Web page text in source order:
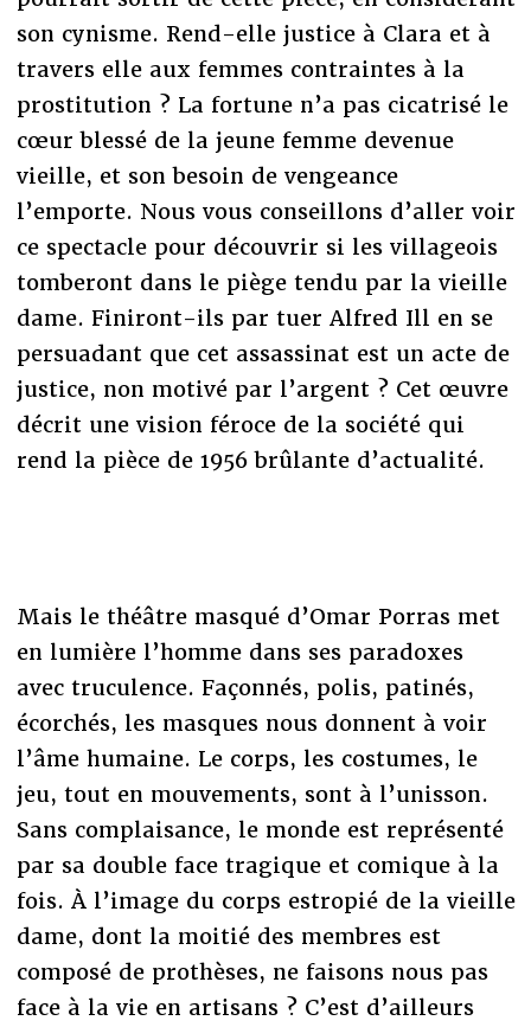
son cynisme. Rend-elle justice à Clara et à
travers elle aux femmes contraintes à la
prostitution ? La fortune n’a pas cicatrisé le
cœur blessé de la jeune femme devenue
vieille, et son besoin de vengeance
l’emporte. Nous vous conseillons d’aller voir
ce spectacle pour découvrir si les villageois
tomberont dans le piège tendu par la vieille
dame. Finiront-ils par tuer Alfred Ill en se
persuadant que cet assassinat est un acte de
justice, non motivé par l’argent ? Cet œuvre
décrit une vision féroce de la société qui
rend la pièce de 1956 brûlante d’actualité.
Mais le théâtre masqué d’Omar Porras met
en lumière l’homme dans ses paradoxes
avec truculence. Façonnés, polis, patinés,
écorchés, les masques nous donnent à voir
l’âme humaine. Le corps, les costumes, le
jeu, tout en mouvements, sont à l’unisson.
Sans complaisance, le monde est représenté
par sa double face tragique et comique à la
fois. À l’image du corps estropié de la vieille
dame, dont la moitié des membres est
composé de prothèses, ne faisons nous pas
face à la vie en artisans ? C’est d’ailleurs